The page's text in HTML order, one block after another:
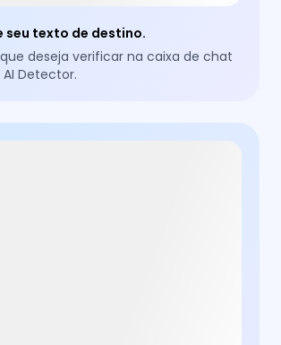
seu texto de destino.
deseja verificar na caixa de chat
Detector.